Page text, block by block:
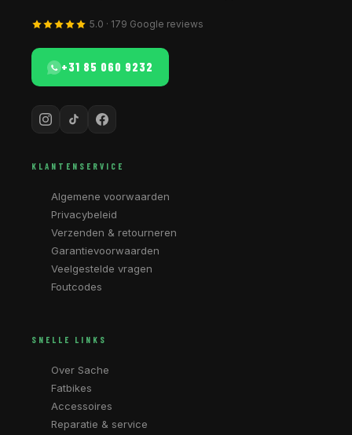
5.0 · 179 Google reviews
+31 85 060 9232
KLANTENSERVICE
Algemene voorwaarden
Privacybeleid
Verzenden & retourneren
Garantievoorwaarden
Veelgestelde vragen
Foutcodes
SNELLE LINKS
Over Sache
Fatbikes
Accessoires
Reparatie & service